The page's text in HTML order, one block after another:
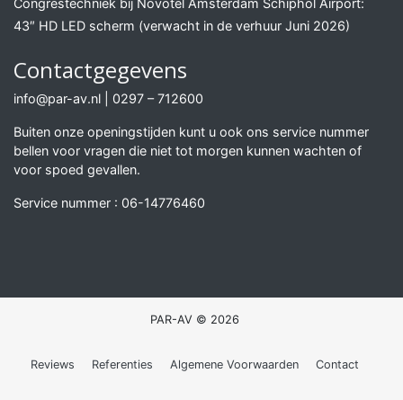
Congrestechniek bij Novotel Amsterdam Schiphol Airport:
43″ HD LED scherm (verwacht in de verhuur Juni 2026)
Contactgegevens
info@par-av.nl 0297 – 712600
Buiten onze openingstijden kunt u ook ons service nummer
bellen voor vragen die niet tot morgen kunnen wachten of
voor spoed gevallen.
Service nummer : 06-14776460
PAR-AV © 2026
Reviews Referenties Algemene Voorwaarden Contact